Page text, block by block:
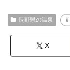
長野県の温泉
X